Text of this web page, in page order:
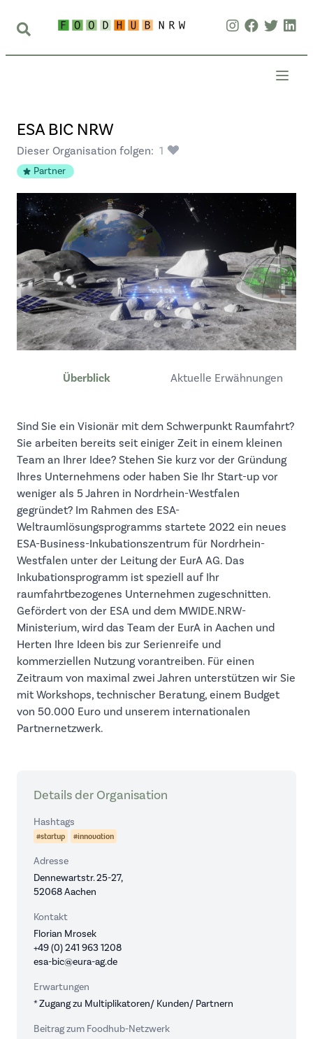
ESA BIC NRW
Dieser Organisation folgen: 1
Partner
Überblick Aktuelle Erwähnungen
Sind Sie ein Visionär mit dem Schwerpunkt Raumfahrt?
Sie arbeiten bereits seit einiger Zeit in einem kleinen
Team an Ihrer Idee? Stehen Sie kurz vor der Gründung
Ihres Unternehmens oder haben Sie Ihr Start-up vor
weniger als 5 Jahren in Nordrhein-Westfalen
gegründet? Im Rahmen des ESA-
Weltraumlösungsprogramms startete 2022 ein neues
ESA-Business-Inkubationszentrum für Nordrhein-
Westfalen unter der Leitung der EurA AG. Das
Inkubationsprogramm ist speziell auf Ihr
raumfahrtbezogenes Unternehmen zugeschnitten.
Gefördert von der ESA und dem MWIDE.NRW-
Ministerium, wird das Team der EurA in Aachen und
Herten Ihre Ideen bis zur Serienreife und
kommerziellen Nutzung vorantreiben. Für einen
Zeitraum von maximal zwei Jahren unterstützen wir Sie
mit Workshops, technischer Beratung, einem Budget
von 50.000 Euro und unserem internationalen
Partnernetzwerk.
Details der Organisation
Hashtags
#startup #innovation
Adresse
Dennewartstr. 25-27,
52068 Aachen
Kontakt
Florian Mrosek
+49 (0) 241 963 1208
esa-bic@eura-ag.de
Erwartungen
* Zugang zu Multiplikatoren/ Kunden/ Partnern
Beitrag zum Foodhub-Netzwerk